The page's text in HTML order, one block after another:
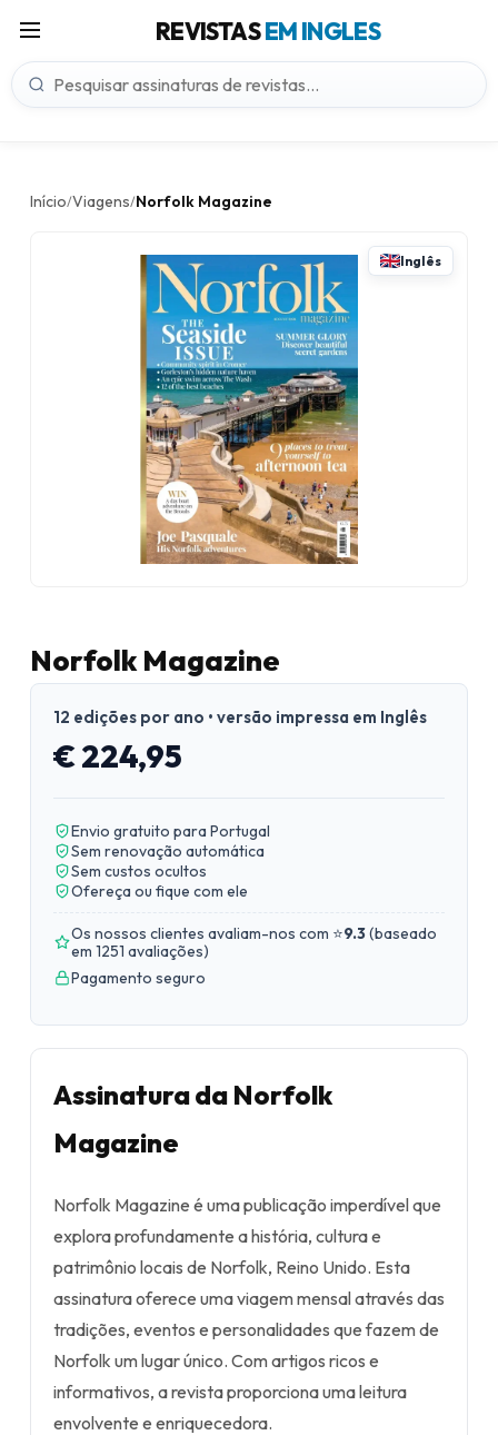
REVISTASEM INGLES
Início/Viagens/Norfolk Magazine
Inglês
Norfolk Magazine
12 edições por ano • versão impressa em Inglês
€ 224,95
Envio gratuito para Portugal
Sem renovação automática
Sem custos ocultos
Ofereça ou fique com ele
Os nossos clientes avaliam-nos com ⭐9.3(baseado
em 1251 avaliações)
Pagamento seguro
Assinatura da Norfolk
Magazine
Norfolk Magazine é uma publicação imperdível que
explora profundamente a história, cultura e
patrimônio locais de Norfolk, Reino Unido. Esta
assinatura oferece uma viagem mensal através das
tradições, eventos e personalidades que fazem de
Norfolk um lugar único. Com artigos ricos e
informativos, a revista proporciona uma leitura
envolvente e enriquecedora.